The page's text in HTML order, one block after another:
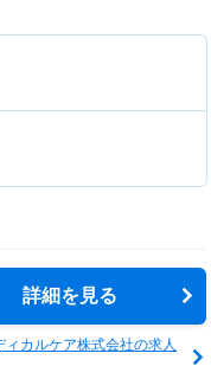
詳細を見る
ィカルケア株式会社の求人